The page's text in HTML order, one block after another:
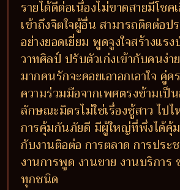
รายได้ดีต่อเนื่องไม่ขาดสายมีโชค
เข้าถึงจิตใจผู้อื่น สามารถติดต่อป
อย่างยอดเยี่ยม พูดจูงใจสร้างแร
วาทศิลป์ ปรับตัวเก่งเข้ากับคนง่า
มากคนรักจะคอยเอาอกเอาใจ คู่
ความร่วมมือจากเพศตรงข้ามเป็
ลักษณะมิตรไม่ใช่เรื่องชู้สาว ไป
การคุ้มกันภัยดี มีผู้ใหญ่ที่พึ่งได้คุ้ม
กับงานติอต่อ การตลาด การปร
งานการพูด งานขาย งานบริการ
ทุกชนิด